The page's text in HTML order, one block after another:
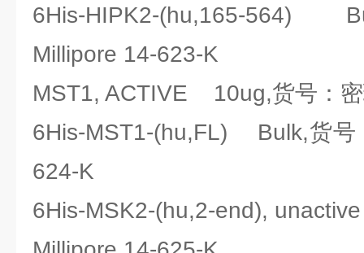
6His-HIPK2-(hu,165-564)
Millipore 14-623-K
MST1, ACTIVE 10ug,货号：
6His-MST1-(hu,FL) Bulk,货号
624-K
6His-MSK2-(hu,2-end),